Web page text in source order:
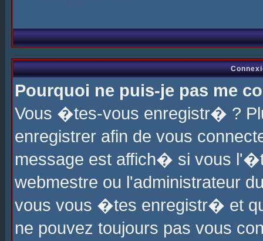
Pourquoi ne puis-je pas me
Vous �tes-vous enregistr� ?
enregistrer afin de vous
message est affich� si vous
webmestre ou l'administrateur
vous vous �tes enregistr� et
ne pouvez toujours pas vous